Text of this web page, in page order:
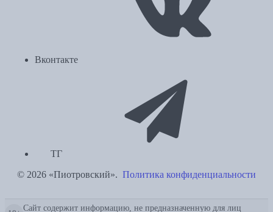
Вконтакте
ТГ
© 2026 «Пиотровский». Политика конфиденциальности
Сайт содержит информацию, не предназначенную для лиц